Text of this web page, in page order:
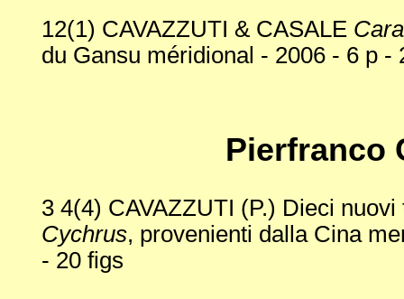
12(1) CAVAZZUTI & CASALE
du Gansu méridional - 2006 - 6 p -
Pierfranco
3 4(4) CAVAZZUTI (P.) Dieci
Cychrus, provenienti dalla Cina
- 20 figs